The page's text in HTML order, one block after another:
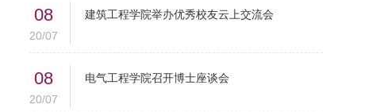
08
20/07
建筑工程学院举办优秀校友云上交流会
08
20/07
电气工程学院召开博士座谈会